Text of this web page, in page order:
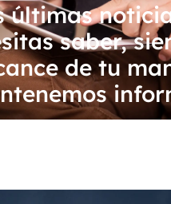
últimas
saber,
de tu